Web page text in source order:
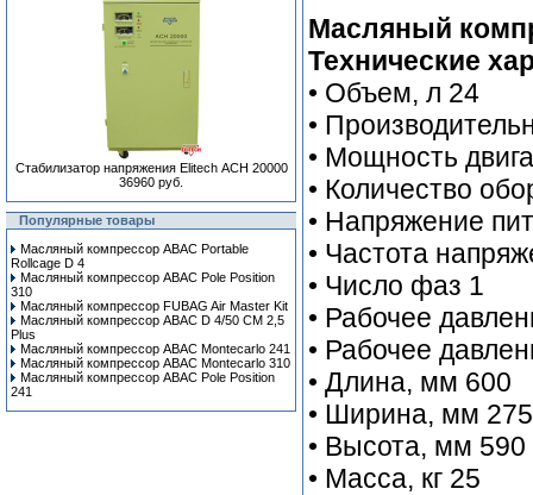
Стабилизатор напряжения Elitech АСН 20000
36960 руб.
Популярные товары
Масляный компрессор ABAC Portable
Rollcage D 4
Масляный компрессор ABAC Pole Position
310
Масляный компрессор FUBAG Air Master Kit
Масляный компрессор ABAC D 4/50 CM 2,5
Plus
Масляный компрессор ABAC Montecarlo 241
Масляный компрессор ABAC Montecarlo 310
Масляный компрессор ABAC Pole Position
241
Масляный
Технические
• Объем, л 24
•
• Мощность
• Количество
• Напряжение
• Частота
• Число фаз 1
• Рабочее
• Рабочее
• Длина, мм 600
• Ширина, мм 275
• Высота, мм 590
• Масса, кг 25